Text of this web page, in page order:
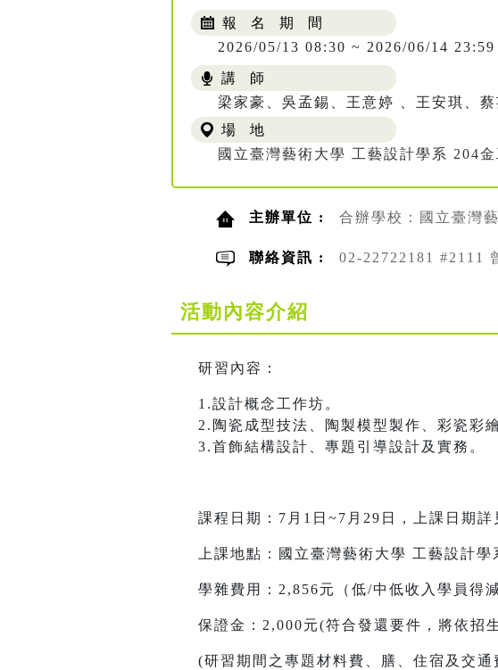
報 名 期 間
2026/05/13 08:30 ~ 2026/06/14 23:59
講 師
梁家豪、吳孟錫、王意婷 、王安琪、蔡
場 地
國立臺灣藝術大學 工藝設計學系 204
主辦單位 : 合辦學校：國立臺灣
聯絡資訊 : 02-22722181 #2111
活動內容介紹
研習內容：
1.設計概念工作坊。
2.陶瓷成型技法、陶製模型製作、彩瓷彩
3.首飾結構設計、專題引導設計及實務。
課程日期：7月1日~7月29日，上課日期詳
上課地點：國立臺灣藝術大學 工藝設計
學雜費用：2,856元（低/中低收入學員得
保證金：2,000元(符合發還要件，將依招
(研習期間之專題材料費、膳、住宿及交